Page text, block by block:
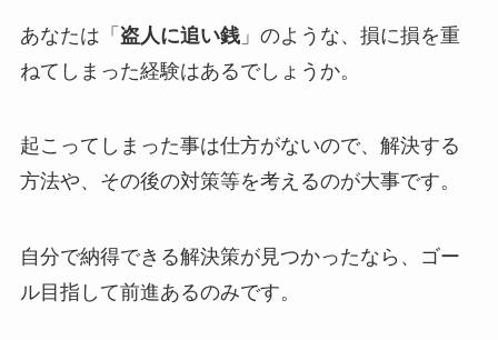
あなたは「 盗人に追い銭」のような、損に損を重
ねてしまった経験はあるでしょうか。
起こってしまった事は仕方がないので、解決する
方法や、その後の対策等を考えるのが大事です。
自分で納得できる解決策が見つかったなら、ゴー
ル目指して前進あるのみです。